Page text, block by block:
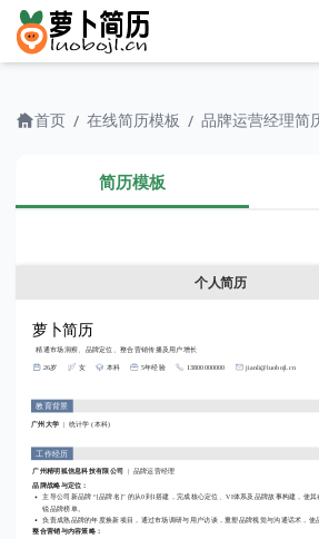
首页 / 在线简历模板 / 品牌运营经理简
简历模板
个人简历
萝卜简历
精通市场洞察、品牌定位、整合营销传播及用户增长
26岁 女 本科 5年经验 13800000000 jianli@luobojl.cn
教育背景
广州大学 统计学(本科)
工作经历
广州精明狐信息科技有限公司
品牌运营经理
品牌战略与定位：
主导公司新品牌 “[品牌名]” 的从0到1搭建，完成核心定位、VI体系及品牌故事构建，使其
锐品牌榜单。
负责成熟品牌的年度焕新项目，通过市场调研与用户访谈，重塑品牌视觉与沟通话术，使
整合营销与内容策略：